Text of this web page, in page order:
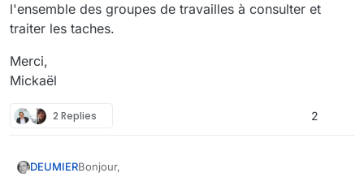
l'ensemble des groupes de travailles à consulter et
traiter les taches.
Merci,
Mickaël
2 Replies 2
DEUMIERBonjour,